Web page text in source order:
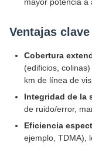
Ventajas clave
Cobertura
(edificios,
km de línea de
Integridad de la
de ruido/error,
Eficiencia
ejemplo, TDMA),